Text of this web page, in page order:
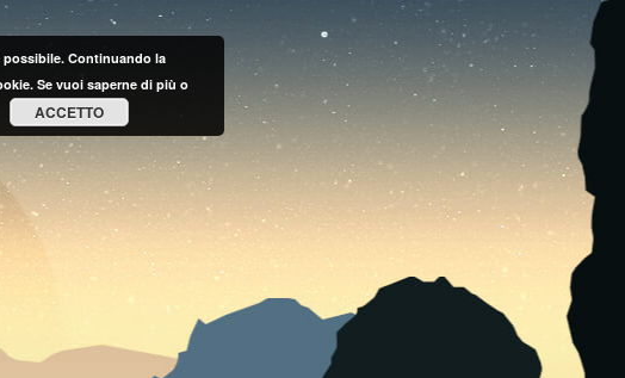
Continuando la
Se vuoi saperne di più o
ACCETTO